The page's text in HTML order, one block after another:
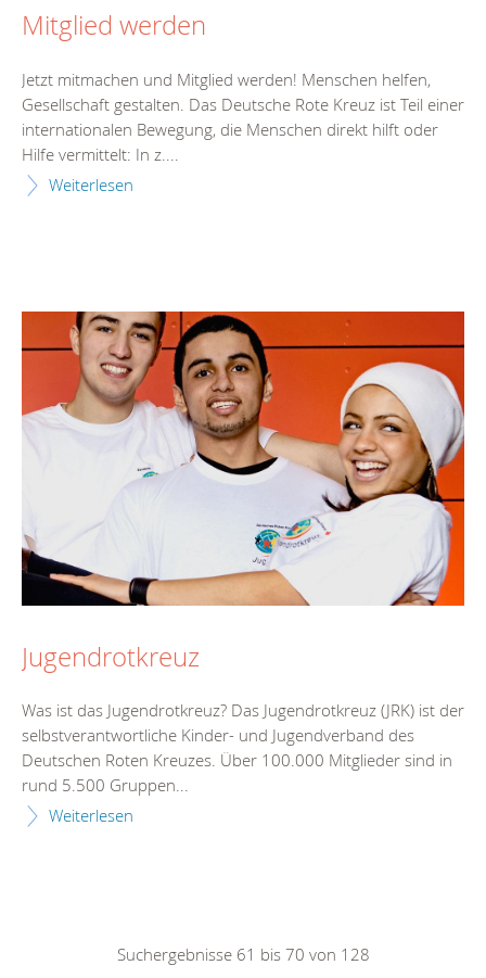
Mitglied werden
Jetzt mitmachen und Mitglied werden! Menschen helfen,
Gesellschaft gestalten. Das Deutsche Rote Kreuz ist Teil einer
internationalen Bewegung, die Menschen direkt hilft oder
Hilfe vermittelt: In z....
Weiterlesen
Jugendrotkreuz
Was ist das Jugendrotkreuz? Das Jugendrotkreuz (JRK) ist der
selbstverantwortliche Kinder- und Jugendverband des
Deutschen Roten Kreuzes. Über 100.000 Mitglieder sind in
rund 5.500 Gruppen...
Weiterlesen
Suchergebnisse 61 bis 70 von 128